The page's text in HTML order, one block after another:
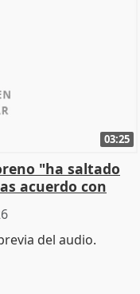
03:25
"ha saltado
acuerdo con